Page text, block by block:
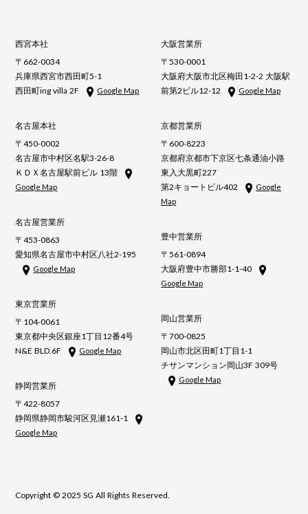
西宮本社
〒662-0034
兵庫県西宮市西田町5-1
西田町ing villa 2F
Google Map
名古屋本社
〒450-0002
名古屋市中村区名駅3-26-8
ＫＤＸ名古屋駅前ビル 13階
Google Map
名古屋営業所
〒453-0863
愛知県名古屋市中村区八社2-195
Google Map
東京営業所
〒104-0061
東京都中央区銀座1丁目12番4号
N&E BLD.6F
Google Map
静岡営業所
〒422-8057
静岡県静岡市駿河区見瀬161-1
Google Map
大阪営業所
〒530-0001
大阪府大阪市北区梅田1-2-2 大阪駅
前第2ビル12-12
Google Map
京都営業所
〒600-8223
京都府京都市下京区七条通油小路
東入大黒町227
第2キョートビル402
Google
Map
豊中営業所
〒561-0894
大阪府豊中市勝部1-1-40
Google Map
岡山営業所
〒700-0825
岡山市北区田町1丁目1-1
チサンマンション岡山3F 309号
Google Map
Copyright © 2025 SG All Rights Reserved.